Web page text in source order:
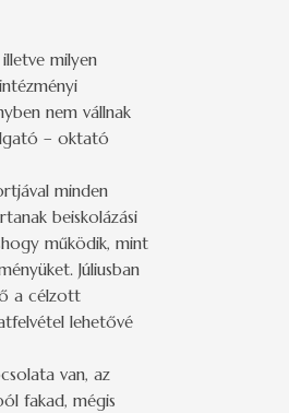
milyen
nem vállnak
– oktató
minden
beiskolázási
működik, mint
Júliusban
a célzott
lehetővé
van, az
fakad, mégis